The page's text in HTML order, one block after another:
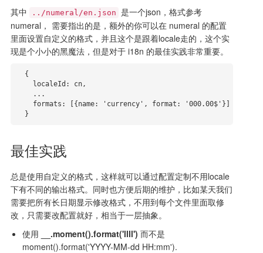
其中
../numeral/en.json 是一个json，格式参考
numeral， 需要指出的是，额外的你可以在 numeral 的配置
里面设置自定义的格式，并且这个是跟着locale走的，这个实
现是个小小的黑魔法，但是对于 i18n 的最佳实践非常重要。
  }
最佳实践
总是使用自定义的格式，这样就可以通过配置定制不用locale
下有不同的输出格式。同时也方便后期的维护，比如某天我们
需要把所有长日期显示修改格式，不用到每个文件里面取修
改，只需要改配置就好，相当于一层抽象。
使用
__.moment().format('llll') 而不是
moment().format('YYYY-MM-dd HH:mm').